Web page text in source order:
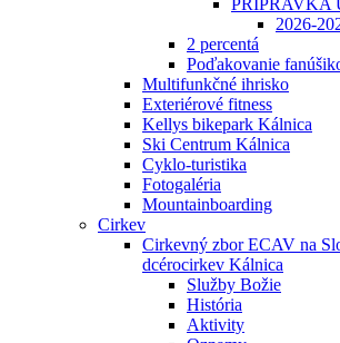
PRÍPRAVKA
2026-
2 percentá
Poďakovanie
Multifunkčné ihrisko
Exteriérové fitness
Kellys bikepark Kálnica
Ski Centrum Kálnica
Cyklo-turistika
Fotogaléria
Mountainboarding
Cirkev
Cirkevný zbor ECAV na
dcérocirkev Kálnica
Služby Božie
História
Aktivity